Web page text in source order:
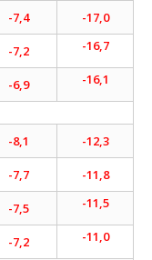
-7,4 -17,0
-7,2 -16,7
-6,9 -16,1
-8,1 -12,3
-7,7
-11,8
-7,5 -11,5
-7,2 -11,0